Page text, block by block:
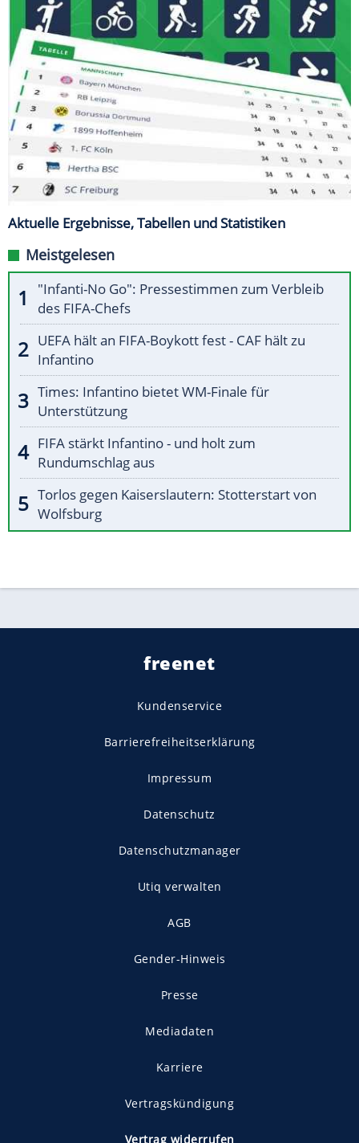
Aktuelle Ergebnisse, Tabellen und Statistiken
Meistgelesen
"Infanti-No Go": Pressestimmen zum Verbleib
des FIFA-Chefs
UEFA hält an FIFA-Boykott fest - CAF hält zu
Infantino
Times: Infantino bietet WM-Finale für
Unterstützung
FIFA stärkt Infantino - und holt zum
Rundumschlag aus
Torlos gegen Kaiserslautern: Stotterstart von
Wolfsburg
freenet
Kundenservice
Barrierefreiheitserklärung
Impressum
Datenschutz
Datenschutzmanager
Utiq verwalten
AGB
Gender-Hinweis
Presse
Mediadaten
Karriere
Vertragskündigung
Vertrag widerrufen